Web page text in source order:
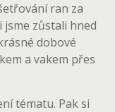
ran za
zůstali hned
dobové
a vakem přes
tématu. Pak si